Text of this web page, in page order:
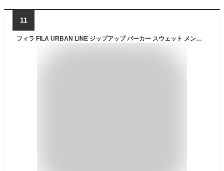
11
フィラ FILA URBAN LINE ジップアップ パーカー スウェット メンズ 682821 グレー 裏起毛 スポーツ アウトドア おしゃれ 人気 ブランド